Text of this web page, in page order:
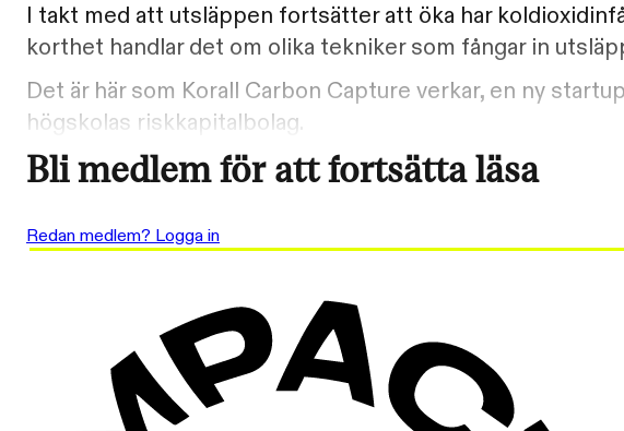
I takt med att utsläppen fortsätter att öka har
korthet handlar det om olika tekniker som fångar in
Det är här som Korall Carbon Capture verkar, en ny
högskolas riskkapitalbolag.
Bli medlem för att fortsätta läsa
Redan medlem? Logga in